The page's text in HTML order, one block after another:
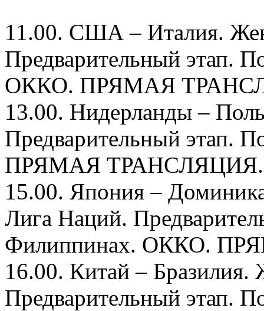
11.00. США – Италия.
Предварительный этап.
ОККО. ПРЯМАЯ
13.00. Нидерланды –
Предварительный этап.
ПРЯМАЯ ТРАНСЛЯЦИЯ.
15.00. Япония –
Лига Наций.
Филиппинах. ОККО.
16.00. Китай –
Предварительный этап.